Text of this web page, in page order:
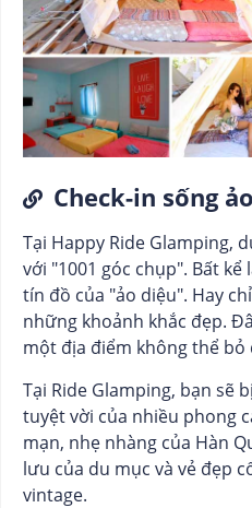
Check-in sống ảo
Tại Happy Ride Glamping,
với "1001 góc chụp". Bất
tín đồ của "ảo diệu". Hay
những khoảnh khắc đẹp.
một địa điểm không thể bỏ
Tại Ride Glamping, bạn sẽ
tuyệt vời của nhiều phong
mạn, nhẹ nhàng của Hàn
lưu của du mục và vẻ đẹp
vintage.